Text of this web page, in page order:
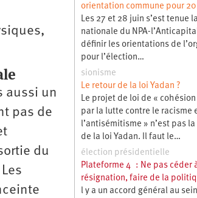
aussi un
pas de
du
orientation commune pour
Les 27 et 28 juin s’est tenue
nationale du NPA-
définir les orientations de
pour l’élection…
sionisme
Le retour de la loi Yadan ?
Le projet de loi de «
par la lutte contre le racisme
l’antisémitisme » n’est pas
de la loi Yadan. Il faut le…
élection présidentielle
Plateforme 4 : Ne pas céder
résignation, faire de la
l y a un accord général au